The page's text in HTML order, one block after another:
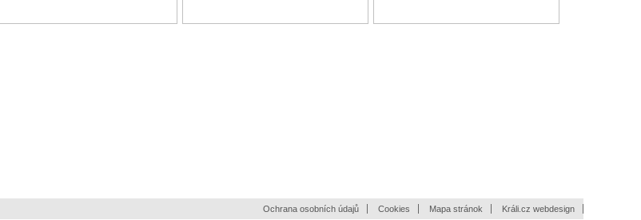
Ochrana osobních údajů Cookies Mapa stránok Králi.cz webdesign